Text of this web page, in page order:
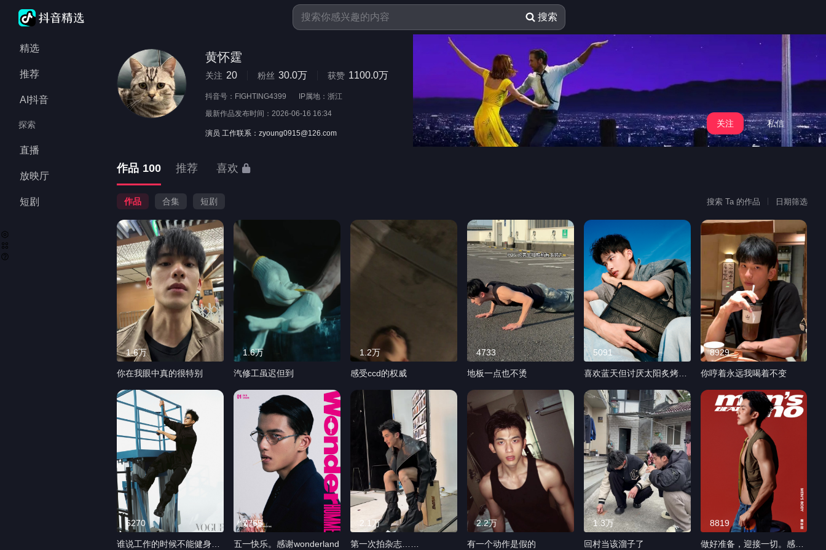
精选
推荐
AI抖音
探索
直播
放映厅
短剧
搜索
黄怀霆
关注 20 粉丝 30.0万 获赞 1100.0万
抖音号： FIGHTING4399
IP属地：浙江
最新作品发布时间： 2026-06-16 16:34
演员 工作联系：zyoung0915@126.com
私信
关注
作品 100 推荐 喜欢
作品 合集 短剧 搜索 Ta 的作品 日期筛选
1.6万
你在我眼中真的很特别
1.6万
汽修工虽迟但到
1.2万
感受ccd的权威
4733
地板一点也不烫
5091
喜欢蓝天但讨厌太阳炙烤柏
8929
你哼着永远我喝着不变
6270
谁说工作的时候不能健身。
7765
五一快乐。感谢wonderland
2.1万
第一次拍杂志……
2.2万
有一个动作是假的
1.3万
回村当该溜子了
8819
做好准备，迎接一切。感谢